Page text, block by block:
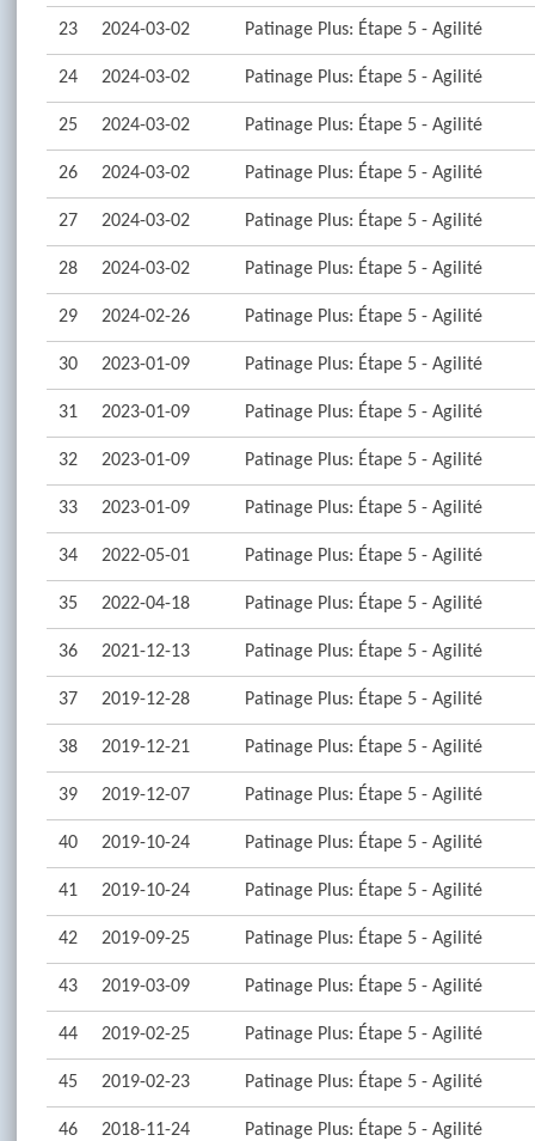
23 2024-03-02 Patinage Plus: Étape 5 - Agilité
24 2024-03-02 Patinage Plus: Étape 5 - Agilité
25 2024-03-02 Patinage Plus: Étape 5 - Agilité
26 2024-03-02 Patinage Plus: Étape 5 - Agilité
27 2024-03-02 Patinage Plus: Étape 5 - Agilité
28 2024-03-02 Patinage Plus: Étape 5 - Agilité
29 2024-02-26 Patinage Plus: Étape 5 - Agilité
30 2023-01-09 Patinage Plus: Étape 5 - Agilité
31 2023-01-09 Patinage Plus: Étape 5 - Agilité
32 2023-01-09 Patinage Plus: Étape 5 - Agilité
33 2023-01-09 Patinage Plus: Étape 5 - Agilité
34 2022-05-01 Patinage Plus: Étape 5 - Agilité
35 2022-04-18 Patinage Plus: Étape 5 - Agilité
36 2021-12-13 Patinage Plus: Étape 5 - Agilité
37 2019-12-28 Patinage Plus: Étape 5 - Agilité
38 2019-12-21 Patinage Plus: Étape 5 - Agilité
39 2019-12-07 Patinage Plus: Étape 5 - Agilité
40 2019-10-24 Patinage Plus: Étape 5 - Agilité
41 2019-10-24 Patinage Plus: Étape 5 - Agilité
42 2019-09-25 Patinage Plus: Étape 5 - Agilité
43 2019-03-09 Patinage Plus: Étape 5 - Agilité
44 2019-02-25 Patinage Plus: Étape 5 - Agilité
45 2019-02-23 Patinage Plus: Étape 5 - Agilité
46 2018-11-24 Patinage Plus: Étape 5 - Agilité